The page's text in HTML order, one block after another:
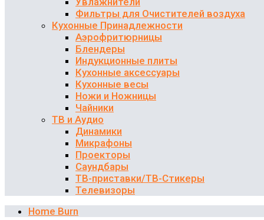
Фильтры для Очистителей воздуха
Кухонные Принадлежности
Аэрофритюрницы
Блендеры
Индукционные плиты
Кухонные аксессуары
Кухонные весы
Ножи и Ножницы
Чайники
ТВ и Аудио
Динамики
Микрафоны
Проекторы
Саундбары
ТВ-приставки/ТВ-Стикеры
Телевизоры
Home Burn